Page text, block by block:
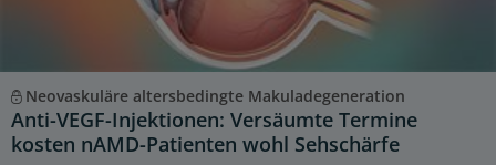
Neovaskuläre altersbedingte Makuladegeneration
Anti-VEGF-Injektionen: Versäumte Termine
kosten nAMD-Patienten wohl Sehschärfe